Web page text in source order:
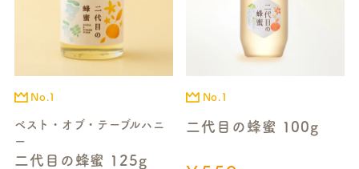
No.1
ベスト・オブ・テーブルハニ
ー
二代目の蜂蜜 125g
No.1
二代目の蜂蜜 100g